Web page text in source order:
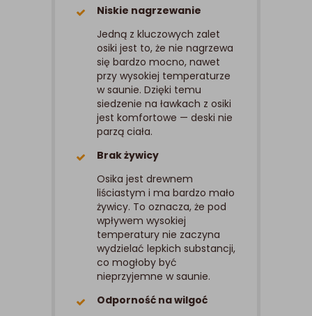
Niskie nagrzewanie
Jedną z kluczowych zalet
osiki jest to, że nie nagrzewa
się bardzo mocno, nawet
przy wysokiej temperaturze
w saunie. Dzięki temu
siedzenie na ławkach z osiki
jest komfortowe — deski nie
parzą ciała.
Brak żywicy
Osika jest drewnem
liściastym i ma bardzo mało
żywicy. To oznacza, że pod
wpływem wysokiej
temperatury nie zaczyna
wydzielać lepkich substancji,
co mogłoby być
nieprzyjemne w saunie.
Odporność na wilgoć